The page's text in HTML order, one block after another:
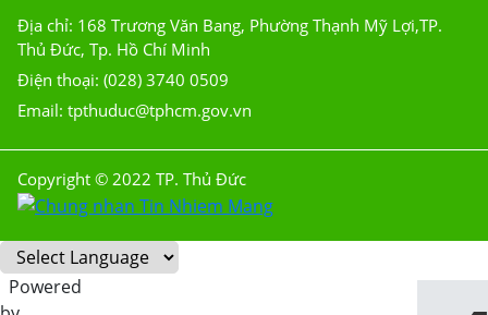
Địa chỉ: 168 Trương Văn Bang, Phường Thạnh Mỹ Lợi,TP.
Thủ Đức, Tp. Hồ Chí Minh
Điện thoại: (028) 3740 0509
Email: tpthuduc@tphcm.gov.vn
Copyright © 2022 TP. Thủ Đức
Powered